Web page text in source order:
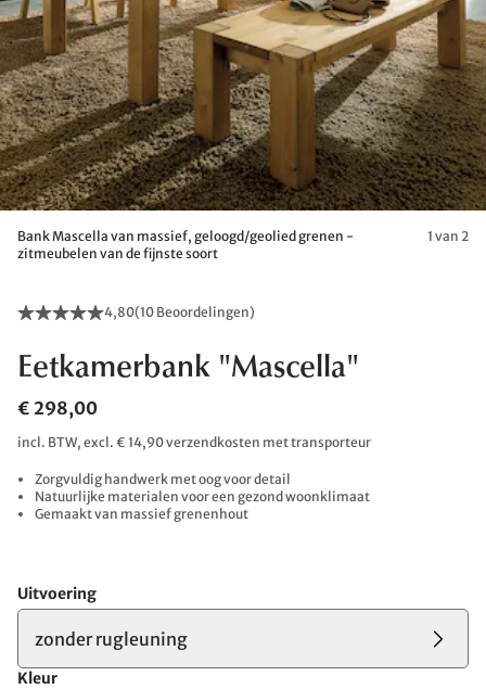
Bank Mascella van massief, geloogd/geolied grenen -
zitmeubelen van de fijnste soort
1 van 2
4,80(10 Beoordelingen)
Eetkamerbank "Mascella"
€ 298,00
incl. BTW, excl. € 14,90 verzendkosten met transporteur
Zorgvuldig handwerk met oog voor detail
Natuurlijke materialen voor een gezond woonklimaat
Gemaakt van massief grenenhout
Uitvoering
zonder rugleuning
Kleur